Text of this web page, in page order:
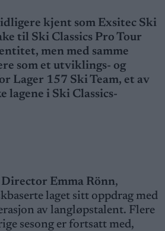
kjent som Exsitec Ski
til Ski Classics Pro Tour
men med samme
som et utviklings- og
Lager 157 Ski Team, et av
lagene i Ski Classics-
Director Emma Rönn,
laget sitt oppdrag med
av langløpstalent. Flere
sesong er fortsatt med,